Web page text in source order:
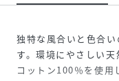
独特な風合いと色合
す。環境にやさしい
コットン100％を使用